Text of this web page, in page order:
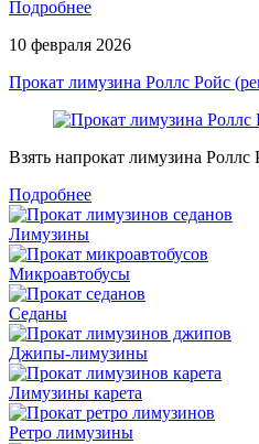
Подробнее
10 февраля 2026
Прокат лимузина Роллс Ройс
Взять напрокат лимузина Роллс
Подробнее
Лимузины
Микроавтобусы
Седаны
Джипы-лимузины
Лимузины карета
Ретро лимузины